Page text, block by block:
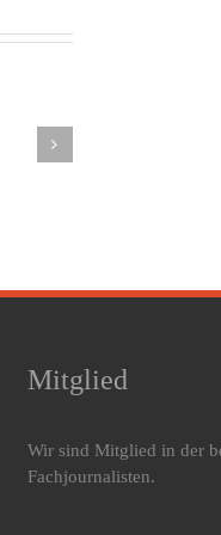
Schluss
Ausreden!
Warum
Mitglied
Wir sind Mitglied in der
Fachjournalisten.